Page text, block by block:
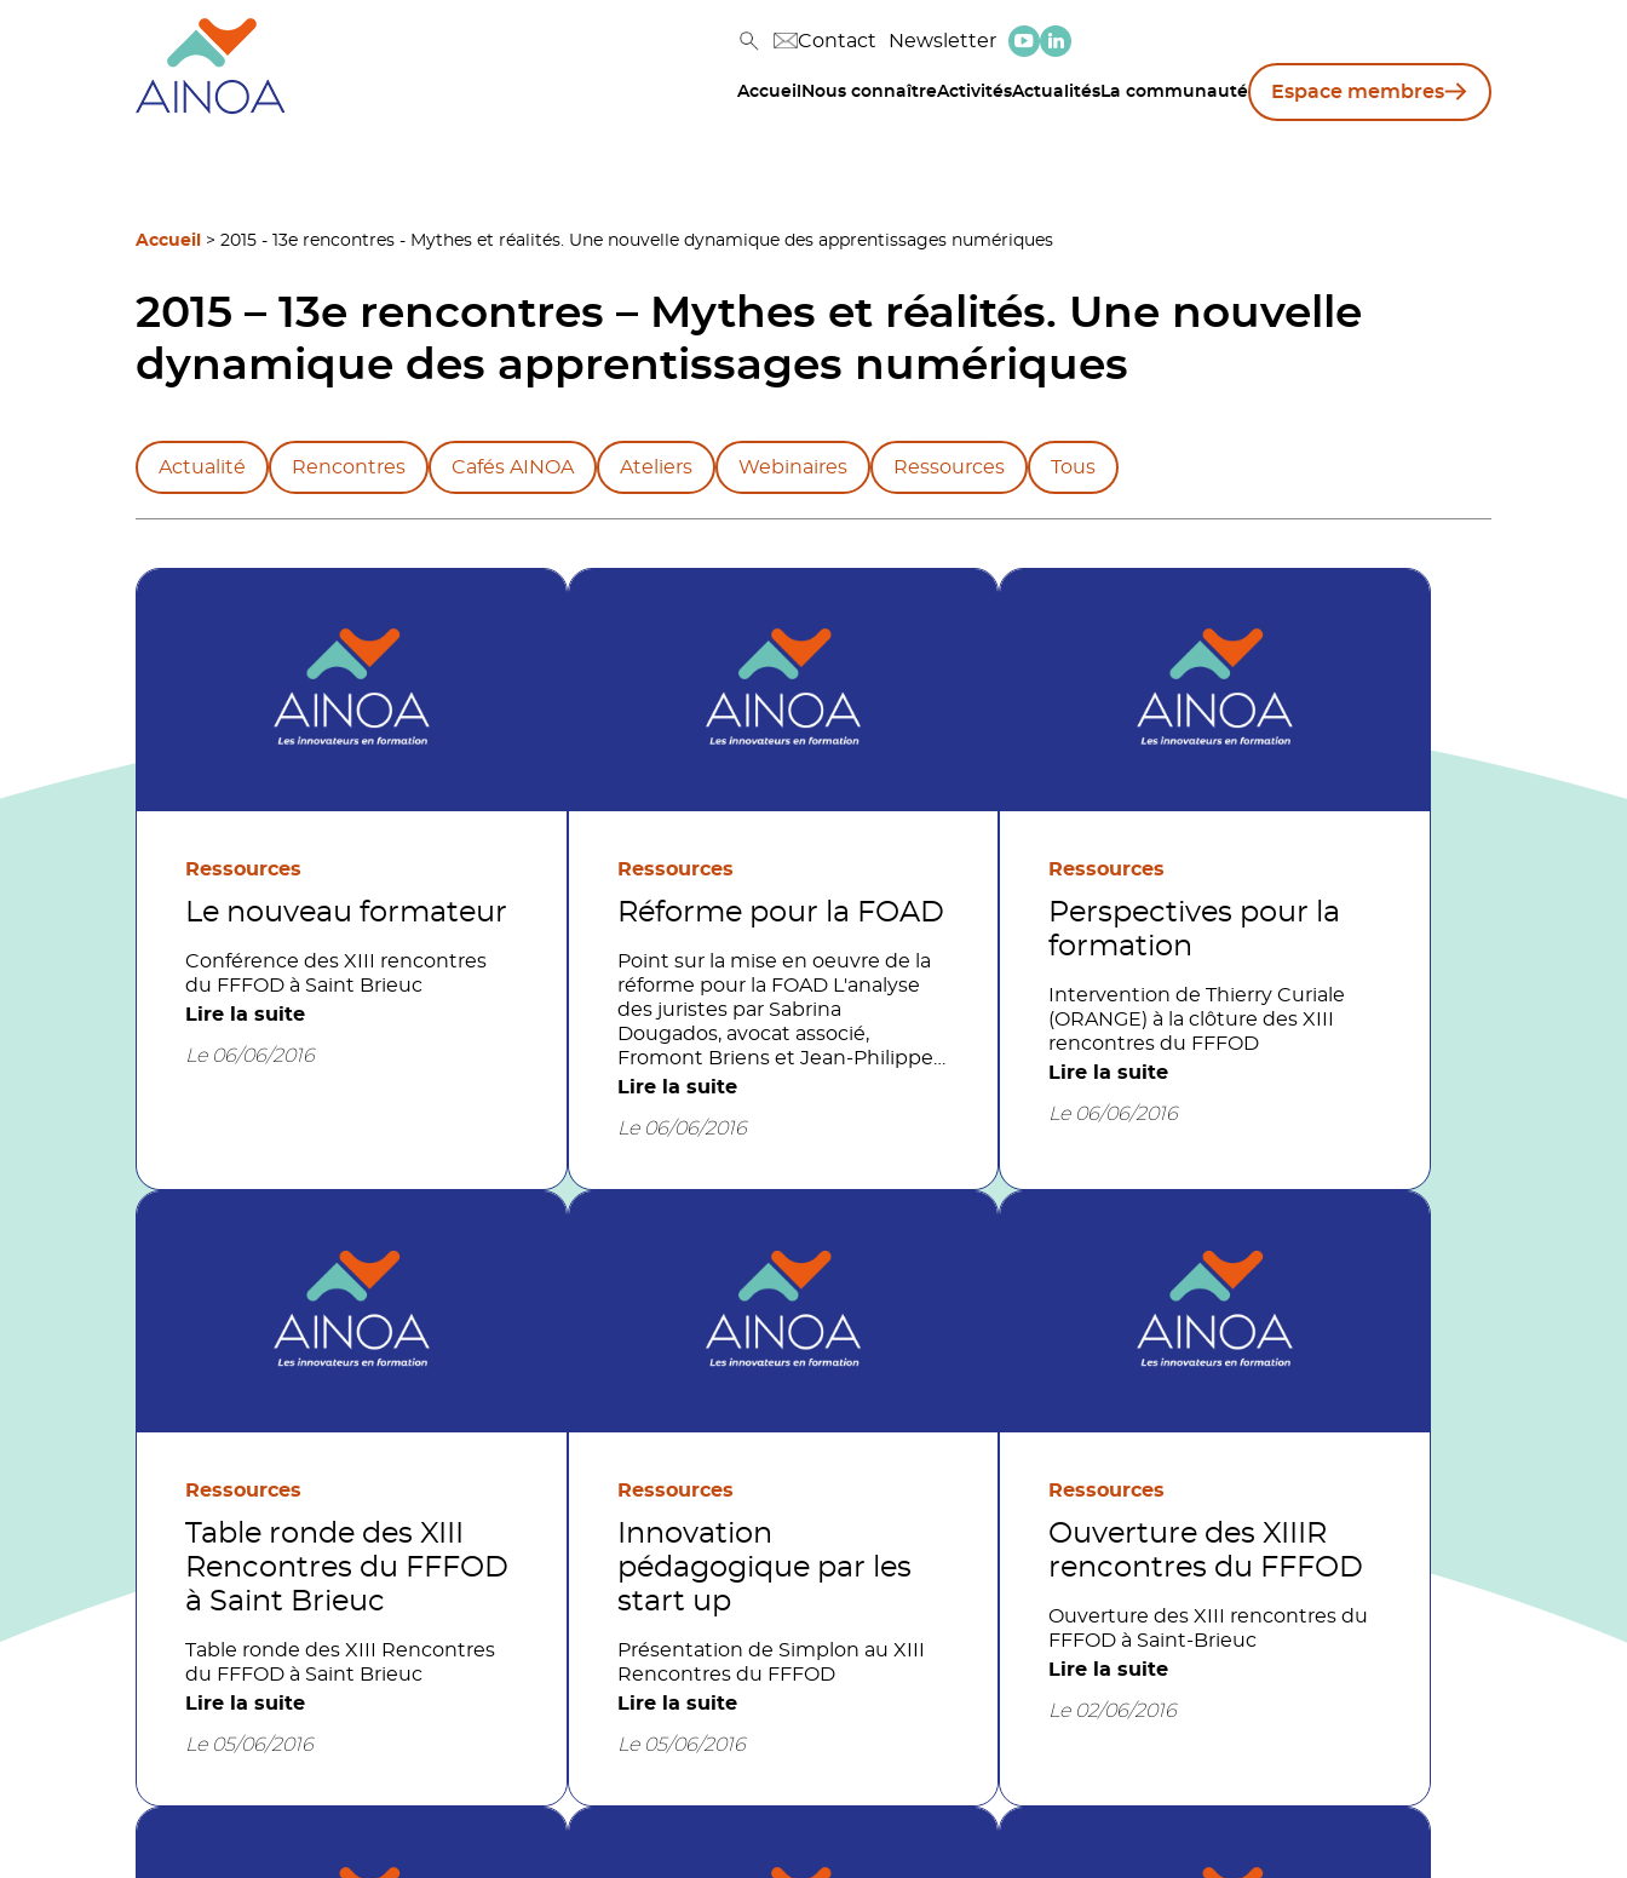
Contact Newsletter
Accueil Nous connaîtreActivitésActualités La communauté Espace membres
Accueil > 2015 - 13e rencontres - Mythes et réalités. Une nouvelle dynamique des apprentissages numériques
2015 – 13e rencontres – Mythes et réalités. Une nouvelle
dynamique des apprentissages numériques
Actualité Rencontres Cafés AINOA Ateliers Webinaires Ressources Tous
Ressources
Le nouveau formateur
Conférence des XIII rencontres
du FFFOD à Saint Brieuc
Lire la suite
Le 06/06/2016
Ressources
Réforme pour la FOAD
Point sur la mise en oeuvre de la
réforme pour la FOAD L'analyse
des juristes par Sabrina
Dougados, avocat associé,
Fromont Briens et Jean-Philippe
Cépède, Directeur juridique,
Lire la suite
Le 06/06/2016
Ressources
Perspectives pour la
formation
Intervention de Thierry Curiale
(ORANGE) à la clôture des XIII
rencontres du FFFOD
Lire la suite
Le 06/06/2016
Ressources
Table ronde des XIII
Rencontres du FFFOD
à Saint Brieuc
Table ronde des XIII Rencontres
du FFFOD à Saint Brieuc
Lire la suite
Le 05/06/2016
Ressources
Innovation
pédagogique par les
start up
Présentation de Simplon au XIII
Rencontres du FFFOD
Lire la suite
Le 05/06/2016
Ressources
Ouverture des XIIIR
rencontres du FFFOD
Ouverture des XIII rencontres du
FFFOD à Saint-Brieuc
Lire la suite
Le 02/06/2016